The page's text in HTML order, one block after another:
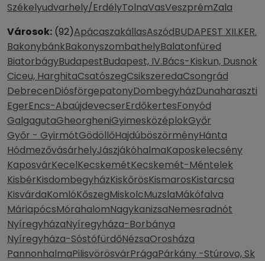
Székelyudvarhely/ErdélyTolnaVasVeszprémZala
Városok: (92)ApácaszakállasAszódBUDAPEST XII.KER.
BakonybánkBakonyszombathelyBalatonfüred
BiatorbágyBudapestBudapest, IV.Bács-Kiskun, Dusnok
Ciceu, HarghitaCsatószegCsikszeredaCsongrád
DebrecenDiósförgepatonyDombegyházDunaharaszti
EgerEncs-AbaújdevecserErdőkertesFonyód
GalgagutaGheorgheniGyimesközéplokGyőr
Győr - GyirmótGödöllőHajdúböszörményHánta
HódmezővásárhelyJászjákóhalmaKaposkelecsény
KaposvárKecelKecskemétKecskemét-Méntelek
KisbérKisdombegyházKiskőrösKismarosKistarcsa
KisvárdaKomlóKőszegMiskolcMuzslaMákófalva
MáriapócsMórahalomNagykanizsaNemesradnót
NyíregyházaNyíregyháza-Borbánya
Nyíregyháza-SóstófürdőNézsaOrosháza
PannonhalmaPilisvörösvárPrágaPárkány -Stúrovo, Sk